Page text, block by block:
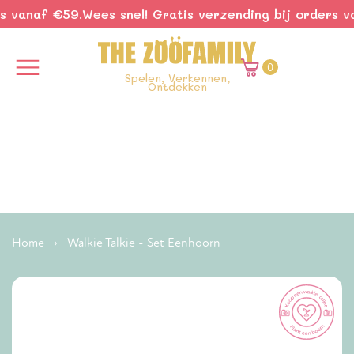
€59.Wees snel! Gratis verzending bij orders
Spelen, Verkennen,
Ontdekken
0
Home › Walkie Talkie - Set Eenhoorn